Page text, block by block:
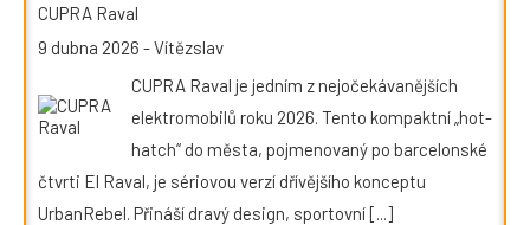
CUPRA Raval
9 dubna 2026 -Vítězslav
CUPRA Raval je jedním z nejočekávanějších
elektromobilů roku 2026. Tento kompaktní „hot-
hatch“ do města, pojmenovaný po barcelonské
čtvrti El Raval, je sériovou verzí dřívějšího konceptu
UrbanRebel. Přináší dravý design, sportovní[...]